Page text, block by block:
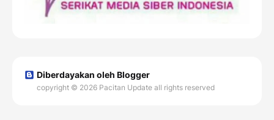
Diberdayakan oleh Blogger
copyright © 2026 Pacitan Update all rights reserved